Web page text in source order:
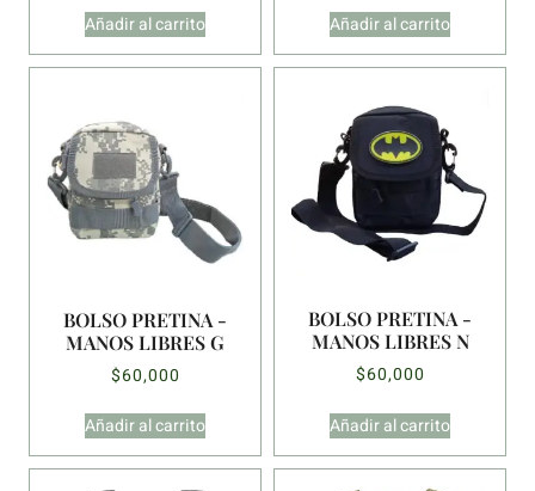
Añadir al carrito
Añadir al carrito
BOLSO PRETINA -
MANOS LIBRES G
$60,000
Añadir al carrito
BOLSO PRETINA -
MANOS LIBRES N
$60,000
Añadir al carrito